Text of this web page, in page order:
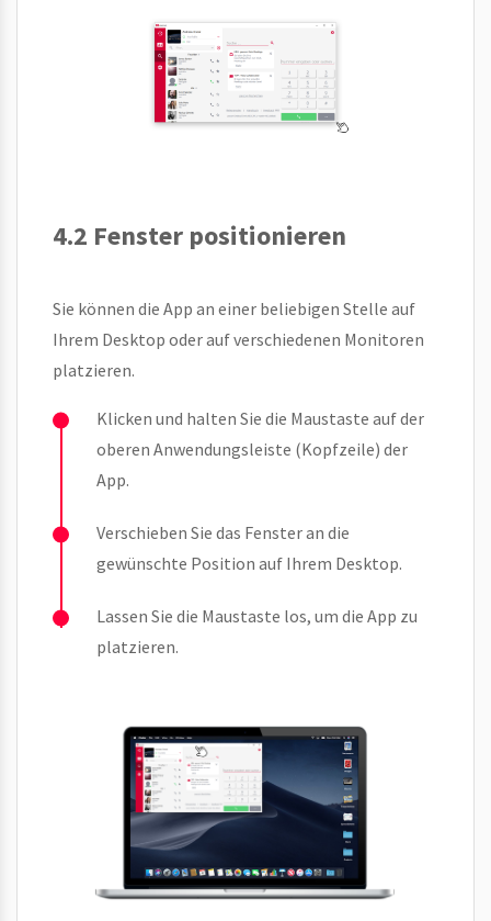
4.2 Fenster positionieren
Sie können die App an einer beliebigen Stelle auf
Ihrem Desktop oder auf verschiedenen Monitoren
platzieren.
Klicken und halten Sie die Maustaste auf der
oberen Anwendungsleiste (Kopfzeile) der
App.
Verschieben Sie das Fenster an die
gewünschte Position auf Ihrem Desktop.
Lassen Sie die Maustaste los, um die App zu
platzieren.